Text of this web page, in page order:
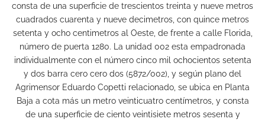
consta de una superficie de trescientos treinta y nueve metros
cuadrados cuarenta y nueve decimetros, con quince metros
setenta y ocho centimetros al Oeste, de frente a calle Florida,
número de puerta 1280. La unidad 002 esta empadronada
individualmente con el número cinco mil ochocientos setenta
y dos barra cero cero dos (5872/002), y según plano del
Agrimensor Eduardo Copetti relacionado, se ubica en Planta
Baja a cota más un metro veinticuatro centímetros, y consta
de una superficie de ciento veintisiete metros sesenta y